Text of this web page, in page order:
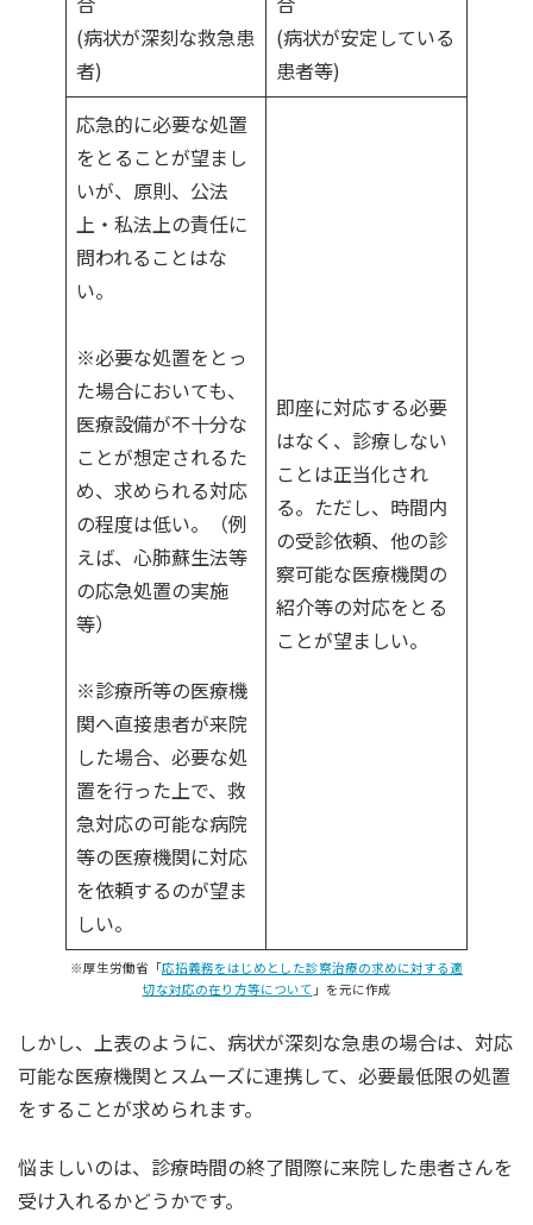
(病状が深刻な救急患
者)
(病状が安定している
患者等)
応急的に必要な処置
をとることが望まし
いが、原則、公法
上・私法上の責任に
問われることはな
い。
※必要な処置をとっ
た場合においても、
医療設備が不十分な
ことが想定されるた
め、求められる対応
の程度は低い。（例
えば、心肺蘇生法等
の応急処置の実施
等）
※診療所等の医療機
関へ直接患者が来院
した場合、必要な処
置を行った上で、救
急対応の可能な病院
等の医療機関に対応
を依頼するのが望ま
しい。
即座に対応する必要
はなく、診療しない
ことは正当化され
る。ただし、時間内
の受診依頼、他の診
察可能な医療機関の
紹介等の対応をとる
ことが望ましい。
※厚生労働省「応招義務をはじめとした診察治療の求めに対する適
切な対応の在り方等について 」を元に作成
しかし、上表のように、病状が深刻な急患の場合は、対応
可能な医療機関とスムーズに連携して、必要最低限の処置
をすることが求められます。
悩ましいのは、診療時間の終了間際に来院した患者さんを
受け入れるかどうかです。